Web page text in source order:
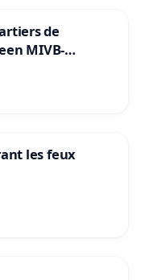
car il y a bien là
Tout »
2019.
de
MIVB-
en Het
les feux